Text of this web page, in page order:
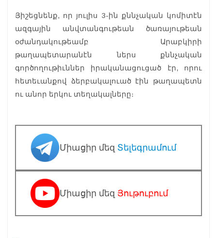
Յիշեցնենք, որ յուլիս 3-ին քննչական կոմիտէն
ազգային անվտանգութեան ծառայութեան
օժանդակութեամբ Արաբկիրի
թաղապետարանէն ներս քննչական
գործողութիւններ իրականացուցած էր, որու
հետեւանքով ձերբակալուած էին թաղապետն
ու անոր երկու տեղակալները։
Միացիր մեզ Տելեգրամում
Միացիր մեզ Յութուբում